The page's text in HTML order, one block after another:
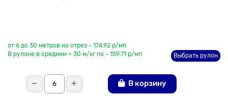
от 6 до 30 метров на отрез - 174.92 р/мп
В рулоне в среднем = 30 м/кг по - 159.71 р/мп
Выбрать рулон
В корзину